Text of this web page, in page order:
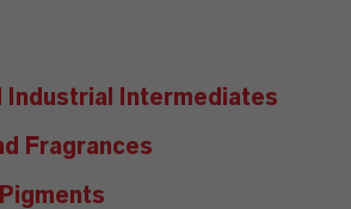
Industrial Intermediates
Fragrances